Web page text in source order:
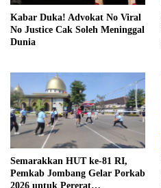
Kabar Duka! Advokat No Viral
No Justice Cak Soleh Meninggal
Dunia
Semarakkan HUT ke-81 RI,
Pemkab Jombang Gelar Porkab
2026 untuk Pererat